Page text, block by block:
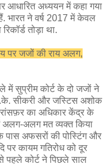
आधारित अध्ययन में कहा गया
भारत ने वर्ष 2017 में केवल
तोड़ा था.
पर जजों की राय अलग,
में सुप्रीम कोर्ट के दो जजों ने
सीकरी और जस्टिस अशोक
का अधिकार केंद्र के
अलग-अलग मत व्यक्त किया
अफसरों की पोस्टिंग और
पर कायम गतिरोध को दूर
पहले कोर्ट ने पिछले साल